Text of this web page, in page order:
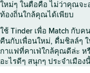
e
ใหม่ๆ ในตือคือ ไม่ว่าคุณจ
ท้องถิ่นใกล้คุณได้เพียบ
ใช้ Tinder เพื่อ Match กับ
คืนกับเพื่อนใหม่, ดื่มชิลล์ๆ
กาแฟที่คาเฟ่ใกล้คุณดีล่ะ ห
อะไรดีๆ สนุกๆ ประจำเมือง